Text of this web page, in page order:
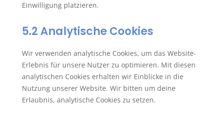
Einwilligung platzieren.
5.2 Analytische Cookies
Wir verwenden analytische Cookies, um das Website-
Erlebnis für unsere Nutzer zu optimieren. Mit diesen
analytischen Cookies erhalten wir Einblicke in die
Nutzung unserer Website. Wir bitten um deine
Erlaubnis, analytische Cookies zu setzen.